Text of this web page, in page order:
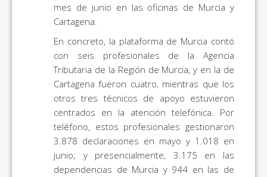
mes de junio en las oficinas de Murcia y
Cartagena.
En concreto, la plataforma de Murcia contó
con seis profesionales de la Agencia
Tributaria de la Región de Murcia, y en la de
Cartagena fueron cuatro, mientras que los
otros tres técnicos de apoyo estuvieron
centrados en la atención telefónica. Por
teléfono, estos profesionales gestionaron
3.878 declaraciones en mayo y 1.018 en
junio; y presencialmente, 3.175 en las
dependencias de Murcia y 944 en las de